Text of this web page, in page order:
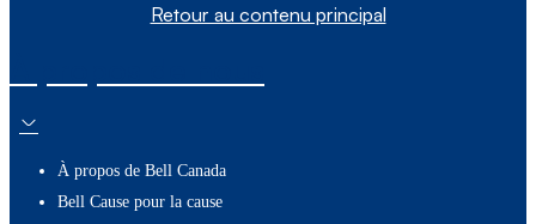
Retour au contenu principal
À propos de Bell Canada
Bell Cause pour la cause